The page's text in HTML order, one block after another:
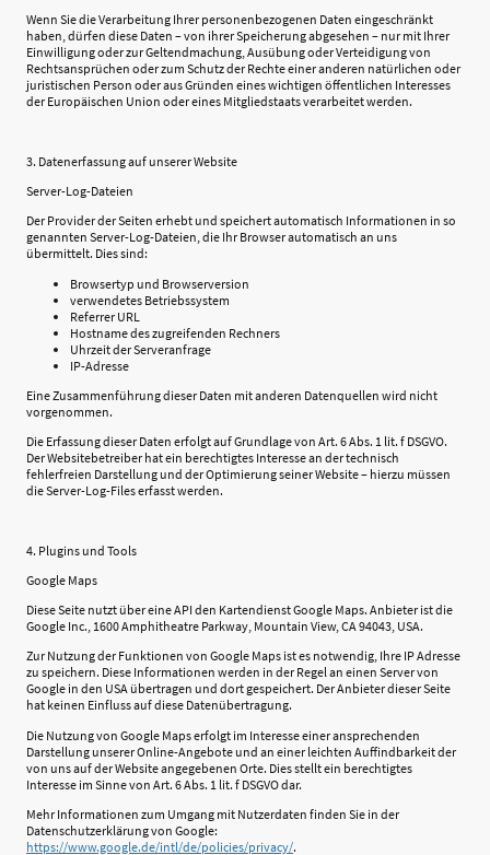
Wenn Sie die Verarbeitung Ihrer personenbezogenen Daten eingeschränkt
haben, dürfen diese Daten – von ihrer Speicherung abgesehen – nur mit Ihrer
Einwilligung oder zur Geltendmachung, Ausübung oder Verteidigung von
Rechtsansprüchen oder zum Schutz der Rechte einer anderen natürlichen oder
juristischen Person oder aus Gründen eines wichtigen öffentlichen Interesses
der Europäischen Union oder eines Mitgliedstaats verarbeitet werden.
3. Datenerfassung auf unserer Website
Server-Log-Dateien
Der Provider der Seiten erhebt und speichert automatisch Informationen in so
genannten Server-Log-Dateien, die Ihr Browser automatisch an uns
übermittelt. Dies sind:
Browsertyp und Browserversion
verwendetes Betriebssystem
Referrer URL
Hostname des zugreifenden Rechners
Uhrzeit der Serveranfrage
IP-Adresse
Eine Zusammenführung dieser Daten mit anderen Datenquellen wird nicht
vorgenommen.
Die Erfassung dieser Daten erfolgt auf Grundlage von Art. 6 Abs. 1 lit. f DSGVO.
Der Websitebetreiber hat ein berechtigtes Interesse an der technisch
fehlerfreien Darstellung und der Optimierung seiner Website – hierzu müssen
die Server-Log-Files erfasst werden.
4. Plugins und Tools
Google Maps
Diese Seite nutzt über eine API den Kartendienst Google Maps. Anbieter ist die
Google Inc., 1600 Amphitheatre Parkway, Mountain View, CA 94043, USA.
Zur Nutzung der Funktionen von Google Maps ist es notwendig, Ihre IP Adresse
zu speichern. Diese Informationen werden in der Regel an einen Server von
Google in den USA übertragen und dort gespeichert. Der Anbieter dieser Seite
hat keinen Einfluss auf diese Datenübertragung.
Die Nutzung von Google Maps erfolgt im Interesse einer ansprechenden
Darstellung unserer Online-Angebote und an einer leichten Auffindbarkeit der
von uns auf der Website angegebenen Orte. Dies stellt ein berechtigtes
Interesse im Sinne von Art. 6 Abs. 1 lit. f DSGVO dar.
Mehr Informationen zum Umgang mit Nutzerdaten finden Sie in der
Datenschutzerklärung von Google:
https://www.google.de/intl/de/policies/privacy/.